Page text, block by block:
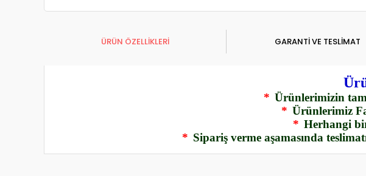
ÜRÜN ÖZELLİKLERİ GARANTİ VE TESLİMAT
* Ürünlerimizin
* Ürünlerimiz
* Herhangi
* Sipariş verme aşamasında